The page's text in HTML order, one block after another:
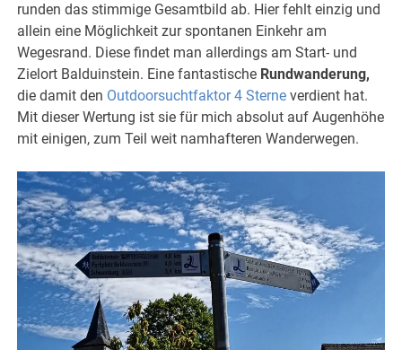
runden das stimmige Gesamtbild ab. Hier fehlt einzig und
allein eine Möglichkeit zur spontanen Einkehr am
Wegesrand. Diese findet man allerdings am Start- und
Zielort Balduinstein. Eine fantastische Rundwanderung,
die damit den Outdoorsuchtfaktor 4 Sterne verdient hat.
Mit dieser Wertung ist sie für mich absolut auf Augenhöhe
mit einigen, zum Teil weit namhafteren Wanderwegen.